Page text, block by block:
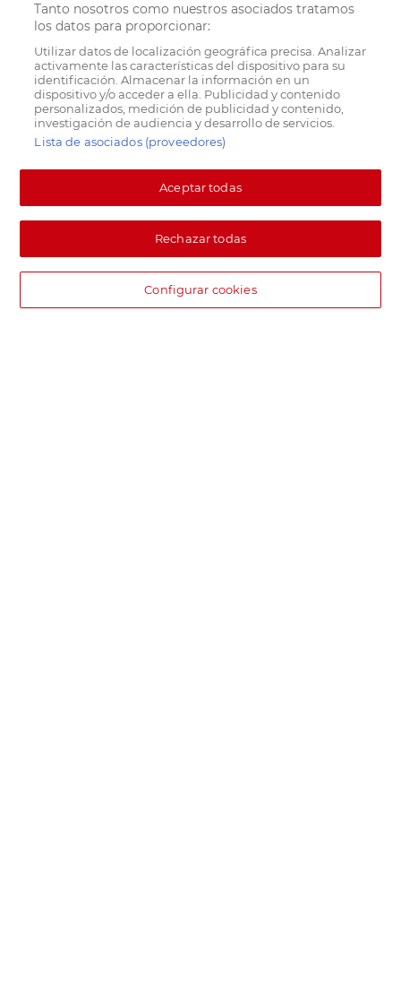
Tanto nosotros como nuestros asociados tratamos
los datos para proporcionar:
Utilizar datos de localización geográfica precisa. Analizar
activamente las características del dispositivo para su
identificación. Almacenar la información en un
dispositivo y/o acceder a ella. Publicidad y contenido
personalizados, medición de publicidad y contenido,
investigación de audiencia y desarrollo de servicios.
Lista de asociados (proveedores)
Aceptar todas
Rechazar todas
Configurar cookies